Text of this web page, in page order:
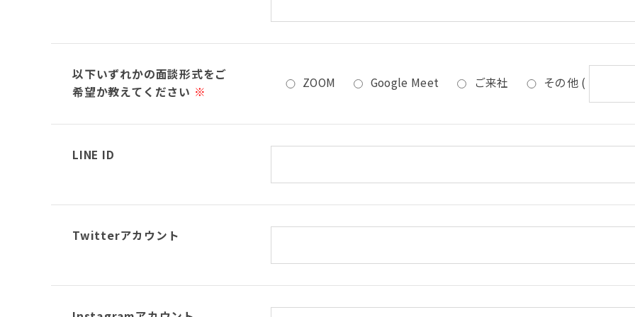
以下いずれかの面談形式をご
希望か教えてください ※
ZOOM Google Meet ご来社 その他 (
LINE ID
Twitterアカウント